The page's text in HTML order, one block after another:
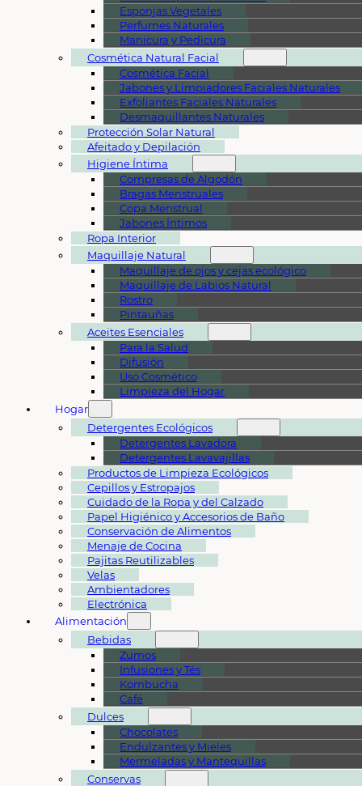
Esponjas Vegetales
Perfumes Naturales
Manicura y Pedicura
Cosmética Natural Facial
Cosmética Facial
Jabones y Limpiadores Faciales Naturales
Exfoliantes Faciales Naturales
Desmaquillantes Naturales
Protección Solar Natural
Afeitado y Depilación
Higiene Íntima
Compresas de Algodón
Bragas Menstruales
Copa Menstrual
Jabones Íntimos
Ropa Interior
Maquillaje Natural
Maquillaje de ojos y cejas ecológico
Maquillaje de Labios Natural
Rostro
Pintauñas
Aceites Esenciales
Para la Salud
Difusión
Uso Cosmético
Limpieza del Hogar
Hogar
Detergentes Ecológicos
Detergentes Lavadora
Detergentes Lavavajillas
Productos de Limpieza Ecológicos
Cepillos y Estropajos
Cuidado de la Ropa y del Calzado
Papel Higiénico y Accesorios de Baño
Conservación de Alimentos
Menaje de Cocina
Pajitas Reutilizables
Velas
Ambientadores
Electrónica
Alimentación
Bebidas
Zumos
Infusiones y Tés
Kombucha
Café
Dulces
Chocolates
Endulzantes y Mieles
Mermeladas y Mantequillas
Conservas